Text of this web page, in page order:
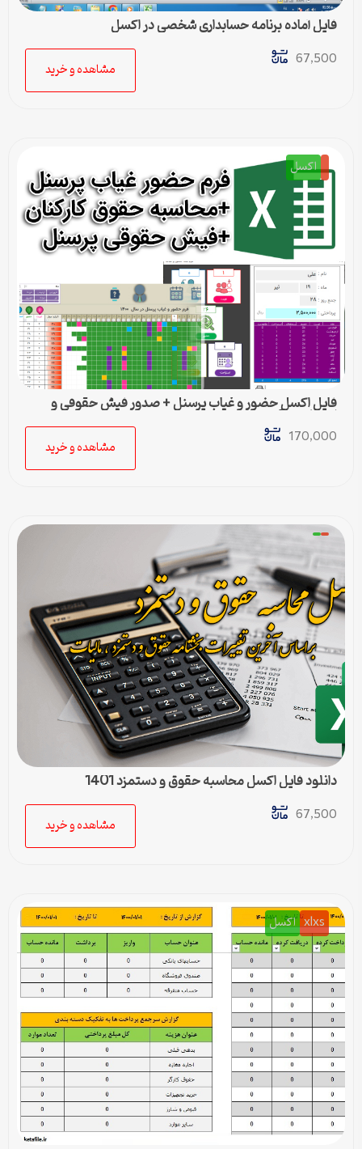
فایل آماده برنامه حسابداری شخصی در اکسل
67,500
مشاهده و خرید
اکسل
فایل اکسل حضور و غیاب پرسنل + صدور فیش حقوقی و
امکانات دیگر
170,000
مشاهده و خرید
دانلود فایل اکسل محاسبه حقوق و دستمزد 1401
67,500
مشاهده و خرید
xlxs اکسل